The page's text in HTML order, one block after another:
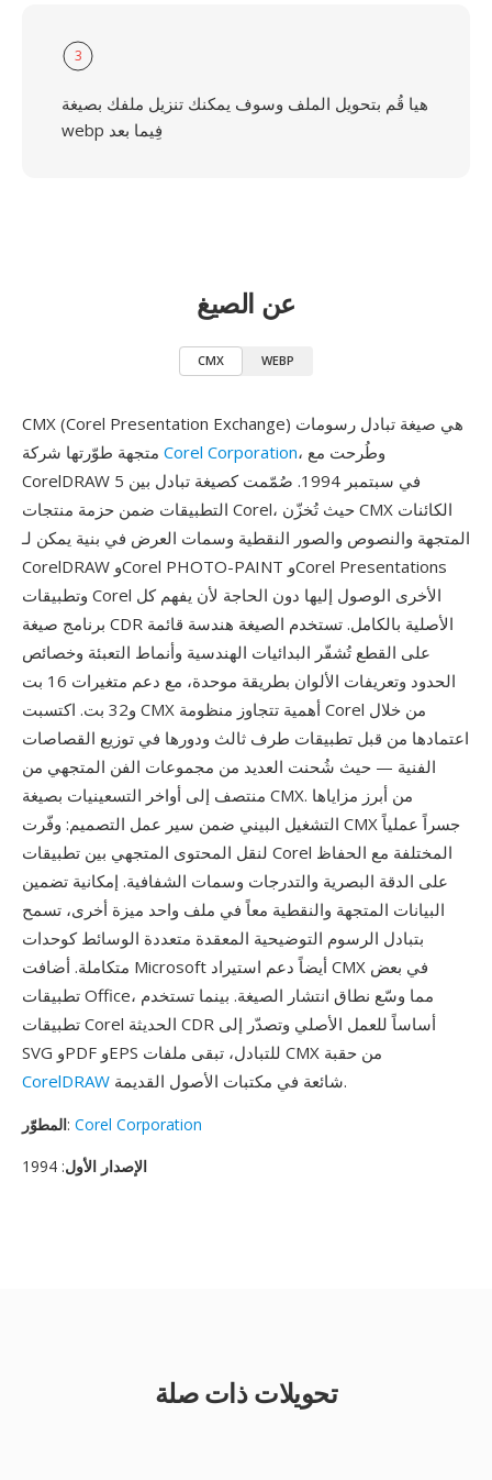
3
هيا قُم بتحويل الملف وسوف يمكنك تنزيل ملفك بصيغة
webp فِيما بعد
عن الصيغ
CMX WEBP
CMX (Corel Presentation Exchange) هي صيغة تبادل رسومات
Corel Corporation، وطُرحت مع
CorelDRAW 5 في سبتمبر 1994. صُمّمت كصيغة تبادل بين
التطبيقات ضمن حزمة منتجات Corel، حيث تُخزّن CMX الكائنات
المتجهة والنصوص والصور النقطية وسمات العرض في بنية يمكن لـ
CorelDRAW وCorel PHOTO-PAINT وCorel Presentations
وتطبيقات Corel الأخرى الوصول إليها دون الحاجة لأن يفهم كل
برنامج صيغة CDR الأصلية بالكامل. تستخدم الصيغة هندسة قائمة
على القطع تُشفّر البدائيات الهندسية وأنماط التعبئة وخصائص
الحدود وتعريفات الألوان بطريقة موحدة، مع دعم متغيرات 16 بت
و32 بت. اكتسبت CMX أهمية تتجاوز منظومة Corel من خلال
اعتمادها من قبل تطبيقات طرف ثالث ودورها في توزيع القصاصات
الفنية — حيث شُحنت العديد من مجموعات الفن المتجهي من
منتصف إلى أواخر التسعينيات بصيغة CMX. من أبرز مزاياها
التشغيل البيني ضمن سير عمل التصميم: وفّرت CMX جسراً عملياً
لنقل المحتوى المتجهي بين تطبيقات Corel المختلفة مع الحفاظ
على الدقة البصرية والتدرجات وسمات الشفافية. إمكانية تضمين
البيانات المتجهة والنقطية معاً في ملف واحد ميزة أخرى، تسمح
بتبادل الرسوم التوضيحية المعقدة متعددة الوسائط كوحدات
متكاملة. أضافت Microsoft أيضاً دعم استيراد CMX في بعض
تطبيقات Office، مما وسّع نطاق انتشار الصيغة. بينما تستخدم
تطبيقات Corel الحديثة CDR أساساً للعمل الأصلي وتصدّر إلى
SVG وPDF وEPS للتبادل، تبقى ملفات CMX من حقبة
CorelDRAW
شائعة في مكتبات الأصول القديمة.
المطوّر: Corel Corporation
الإصدار الأول: 1994
تحويلات ذات صلة